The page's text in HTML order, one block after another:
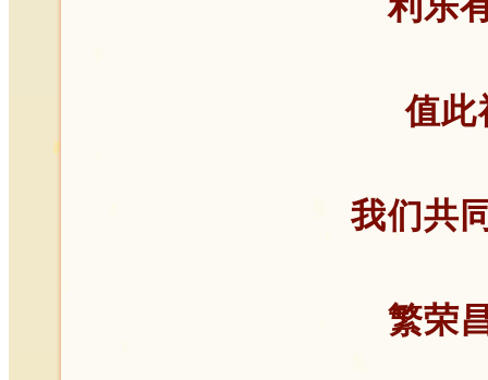
值此
我们共
繁荣